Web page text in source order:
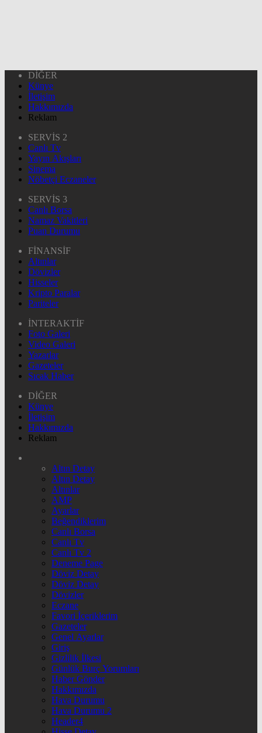
DİĞER
Künye
İletişim
Hakkımızda
Reklam
SERVİS 2
Canlı Tv
Yayın Akışları
Sinema
Nöbetçi Eczaneler
SERVİS 3
Canlı Borsa
Namaz Vakitleri
Puan Durumu
FİNANSİF
Altınlar
Dövizler
Hisseler
Kripto Paralar
Pariteler
İNTERAKTİF
Foto Galeri
Video Galeri
Yazarlar
Gazeteler
Sıcak Haber
DİĞER
Künye
İletişim
Hakkımızda
Reklam
Altın Detay
Altın Detay
Altınlar
AMP
Ayarlar
Beğendiklerim
Canlı Borsa
Canlı Tv
Canlı Tv 2
Deneme Page
Döviz Detay
Döviz Detay
Dövizler
Eczane
Favori İçeriklerim
Gazeteler
Genel Ayarlar
Giriş
Gizlilik İlkesi
Günlük Burç Yorumları
Haber Gönder
Hakkımızda
Hava Durumu
Hava Durumu 2
Header4